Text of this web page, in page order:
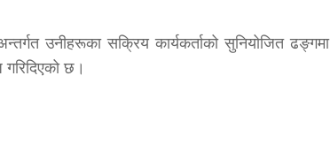
उनीहरूका सक्रिय कार्यकर्ताको सुनियोजित ढङ्गमा
छ।